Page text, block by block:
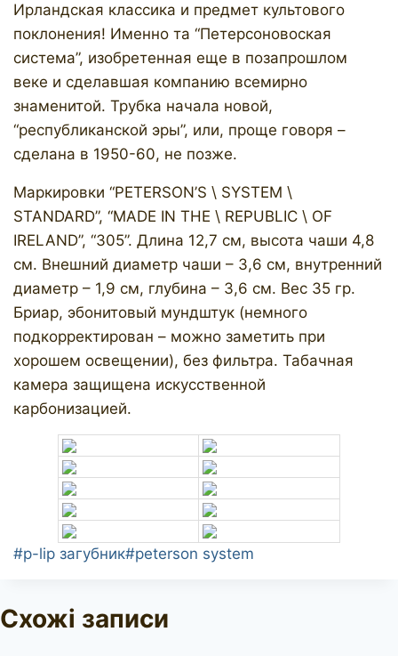
Ирландская классика и предмет культового
поклонения! Именно та “Петерсоновоская
система”, изобретенная еще в позапрошлом
веке и сделавшая компанию всемирно
знаменитой. Трубка начала новой,
“республиканской эры”, или, проще говоря –
сделана в 1950-60, не позже. ​
Маркировки “PETERSON’S \ SYSTEM \
STANDARD”, “MADE IN THE \ REPUBLIC \ OF
IRELAND”, “305”. Длина 12,7 см, высота чаши 4,8
см. Внешний диаметр чаши – 3,6 см, внутренний
диаметр – 1,9 см, глубина – 3,6 см. Вес 35 гр.
Бриар, эбонитовый мундштук (немного
подкорректирован – можно заметить при
хорошем освещении), без фильтра. Табачная
камера защищена искусственной
карбонизацией.
Позначки
#p-lip загубник#peterson system
Схожі записи